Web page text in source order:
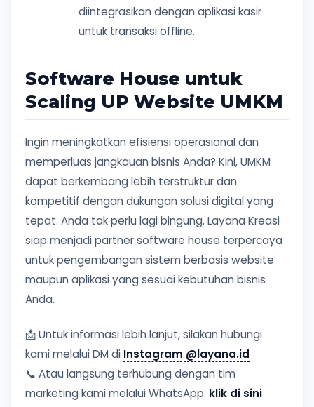
diintegrasikan dengan aplikasi kasir
untuk transaksi offline.
Software House untuk
Scaling UP Website UMKM
Ingin meningkatkan efisiensi operasional dan
memperluas jangkauan bisnis Anda? Kini, UMKM
dapat berkembang lebih terstruktur dan
kompetitif dengan dukungan solusi digital yang
tepat. Anda tak perlu lagi bingung. Layana Kreasi
siap menjadi partner software house terpercaya
untuk pengembangan sistem berbasis website
maupun aplikasi yang sesuai kebutuhan bisnis
Anda.
📩 Untuk informasi lebih lanjut, silakan hubungi
kami melalui DM di Instagram @layana.id
📞 Atau langsung terhubung dengan tim
marketing kami melalui WhatsApp: klik di sini